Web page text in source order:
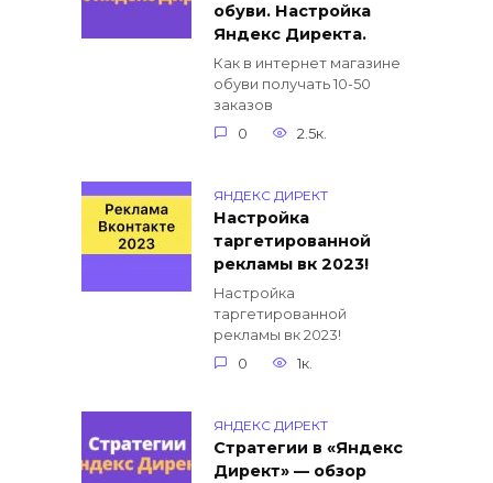
обуви. Настройка
Яндекс Директа.
Как в интернет магазине
обуви получать 10-50
заказов
0
2.5к.
ЯНДЕКС ДИРЕКТ
Настройка
таргетированной
рекламы вк 2023!
Настройка
таргетированной
рекламы вк 2023!
0
1к.
ЯНДЕКС ДИРЕКТ
Cтратегии в «Яндекс
Директ» — обзор